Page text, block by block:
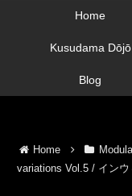
Home
Kusudama Dōjō
Blog
Home
variations Vol.5 / イン